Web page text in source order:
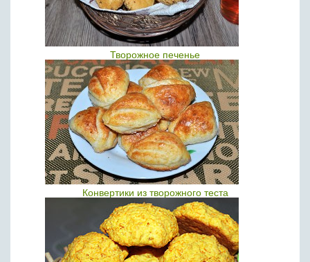
Творожное печенье
Конвертики из творожного теста